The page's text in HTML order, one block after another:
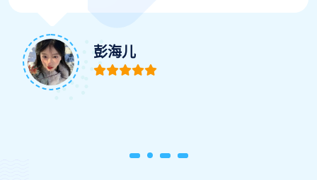
彭海儿